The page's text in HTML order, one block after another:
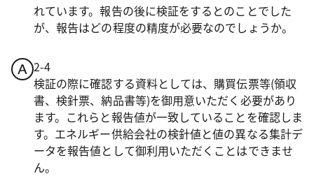
れています。報告の後に検証をするとのことでした
が、報告はどの程度の精度が必要なのでしょうか。
2-4
検証の際に確認する資料としては、購買伝票等(領収
書、検針票、納品書等)を御用意いただく必要があり
ます。これらと報告値が一致していることを確認しま
す。エネルギー供給会社の検針値と値の異なる集計デ
ータを報告値として御利用いただくことはできませ
ん。